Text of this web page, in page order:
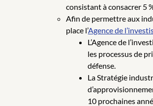
consistant à consacrer 5
Afin de permettre aux
place l’Agence de
L’Agence de
les processus de
défense.
La Stratégie
10 prochaines